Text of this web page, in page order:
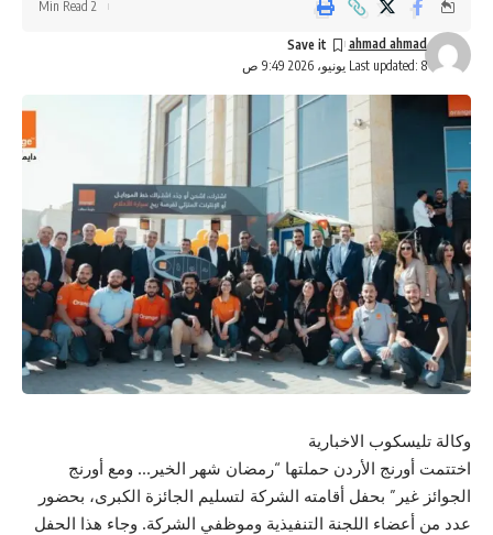
Last updated: 8 يونيو، 2026 9:49 ص
ahmad ahmad
2 Min Read
وكالة تليسكوب الاخبارية
اختتمت أورنج الأردن حملتها “رمضان شهر الخير… ومع أورنج
الجوائز غير” بحفل أقامته الشركة لتسليم الجائزة الكبرى، بحضور
عدد من أعضاء اللجنة التنفيذية وموظفي الشركة. وجاء هذا الحفل